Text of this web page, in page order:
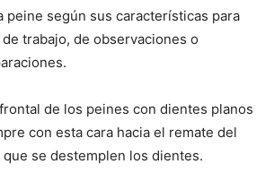
según sus características para
trabajo, de observaciones o
de los peines con dientes planos
con esta cara hacia el remate del
se destemplen los dientes.